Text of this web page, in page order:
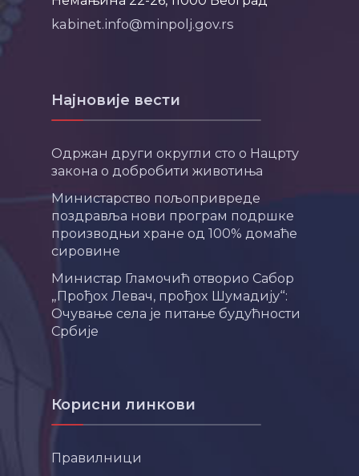
kabinet.info@minpolj.gov.rs
Најновије вести
Одржан други округли сто о Нацрту
закона о добробити животиња
Министарство пољопривреде
поздравља нови програм подршке
производњи хране од 100% домаће
сировине
Министар Гламочић отворио Сабор
„Прођох Левач, прођох Шумадију“:
Очување села је питање будућности
Србије
Корисни линкови
Правилници